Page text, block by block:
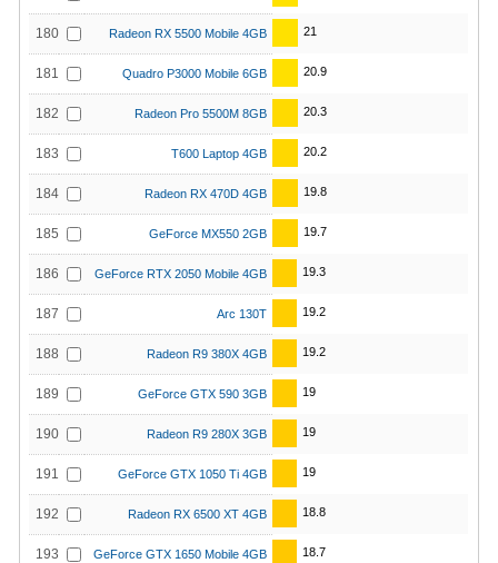
180 Radeon RX 5500 Mobile 4GB 21
181 Quadro P3000 Mobile 6GB 20.9
182 Radeon Pro 5500M 8GB 20.3
183 T600 Laptop 4GB 20.2
184 Radeon RX 470D 4GB 19.8
185 GeForce MX550 2GB 19.7
186 GeForce RTX 2050 Mobile 4GB 19.3
187 Arc 130T 19.2
188 Radeon R9 380X 4GB 19.2
189 GeForce GTX 590 3GB 19
190 Radeon R9 280X 3GB 19
191 GeForce GTX 1050 Ti 4GB 19
192 Radeon RX 6500 XT 4GB 18.8
193 GeForce GTX 1650 Mobile 4GB 18.7